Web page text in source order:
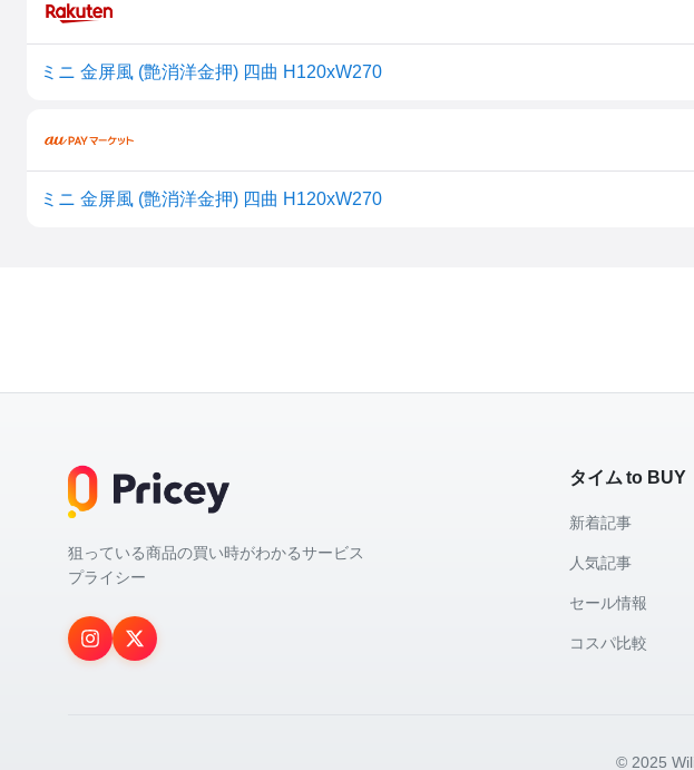
ミニ 金屏風 (艶消洋金押) 四曲 H120xW270
ミニ 金屏風 (艶消洋金押) 四曲 H120xW270
狙っている商品の買い時がわかるサービス
プライシー
タイム to BUY
新着記事
人気記事
セール情報
コスパ比較
© 2025